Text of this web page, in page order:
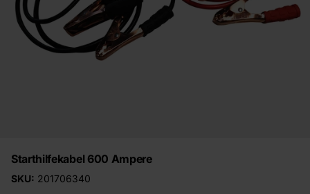
Starthilfekabel 600 Ampere
SKU: 201706340